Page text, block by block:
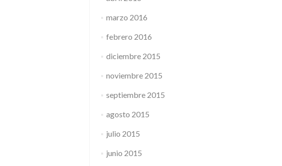
marzo 2016
febrero 2016
diciembre 2015
noviembre 2015
septiembre 2015
agosto 2015
julio 2015
junio 2015